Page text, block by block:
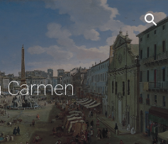
Skip to navigation
Carmen